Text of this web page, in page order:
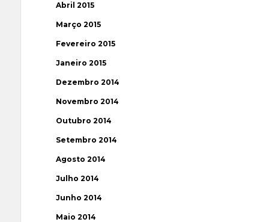
Abril 2015
Março 2015
Fevereiro 2015
Janeiro 2015
Dezembro 2014
Novembro 2014
Outubro 2014
Setembro 2014
Agosto 2014
Julho 2014
Junho 2014
Maio 2014